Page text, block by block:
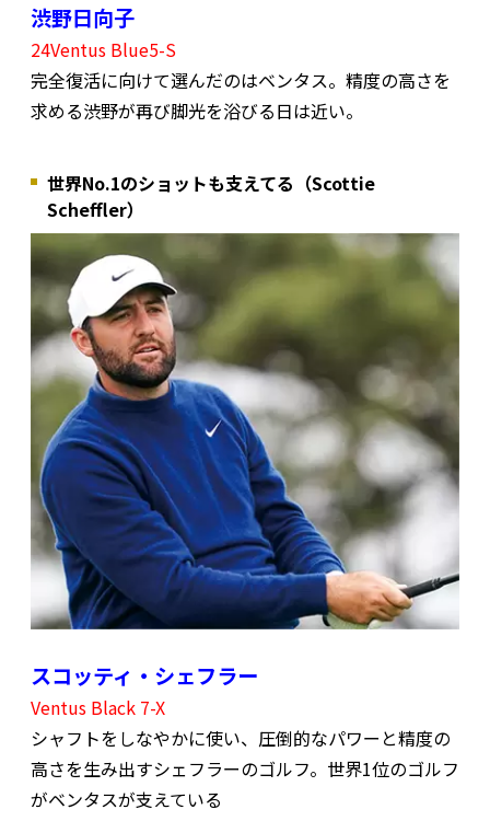
渋野日向子
24Ventus Blue5-S
完全復活に向けて選んだのはベンタス。精度の高さを
求める渋野が再び脚光を浴びる日は近い。
世界No.1のショットも支えてる（Scottie
Scheffler）
スコッティ・シェフラー
Ventus Black 7-X
シャフトをしなやかに使い、圧倒的なパワーと精度の
高さを生み出すシェフラーのゴルフ。世界1位のゴルフ
がベンタスが支えている